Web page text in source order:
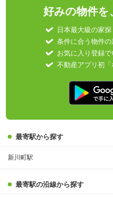
好みの物件を
日本最大級の家探
条件に合う物件の
お気に入り登録で
不動産アプリ初「
最寄駅から探す
新川町駅
最寄駅の沿線から探す